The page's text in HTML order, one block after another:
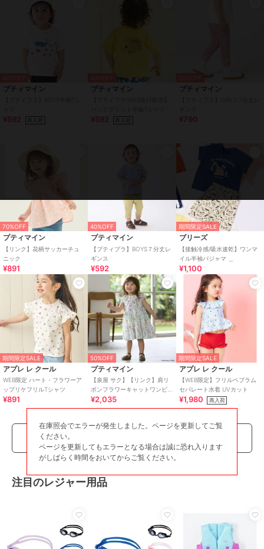
プティマイン
¥592
プティマイン
¥592
プティマイン
¥790
70%OFF
プティマイン
【リンク】花柄サッカーチュ
ニック
¥891
40%OFF
プティマイン
【プティプラ】BOYS７分丈レ
ギンス
¥592
期間限定SALE
ブリーズ
【接触冷感/吸水速乾】ワンマ
¥1,100
期間限定SALE
アプレ レ クール
WEB限定 ハート・フラワーア
ップリケフリルTシャツ
¥891
50%OFF
プティマイン
【泉屋 サク】【リンク】肩リ
ボンフラワーキャットワンピ
ース
¥2,035
期間限定SALE
アプレ レ クール
【WEB限定】フリルペプラム
セパレート水着 UVカット
¥1,980 再入荷
注目のレジャー用品
在庫照会でエラーが発生しました。ページを更新してご覧
ください。
ページを更新してもエラーとなる場合は誠に恐れ入ります
がしばらく時間をおいてからご覧ください。